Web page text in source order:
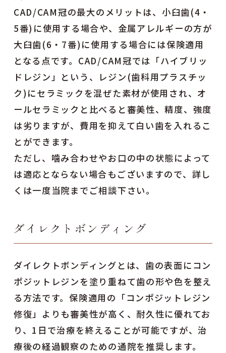
CAD/CAM冠の最大のメリットは、小臼歯(4・
5番)に使用する場合や、金属アレルギーの方が
大臼歯(6・7番)に使用する場合には保険適用
となる点です。CAD/CAM冠では「ハイブリッ
ドレジン」という、レジン(歯科用プラスチッ
ク)にセラミックを混ぜた素材が使用され、オ
ールセラミックと比べると審美性、精度、強度
は劣りますが、費用を抑えて白い歯を入れるこ
とができます。
ただし、噛み合わせやお口の中の状態によって
は適応とならない場合もございますので、詳し
くは一度当院までご相談下さい。
ダイレクトボンディング
ダイレクトボンディングとは、歯の表面にコン
ポジットレジンを塗り重ねて歯の形や色を整え
る方法です。保険適用の「コンポジットレジン
修復」よりも審美性が高く、耐久性に優れてお
り、1日で治療を終えることが可能ですが、治
療後の経過観察のための通院を推奨します。